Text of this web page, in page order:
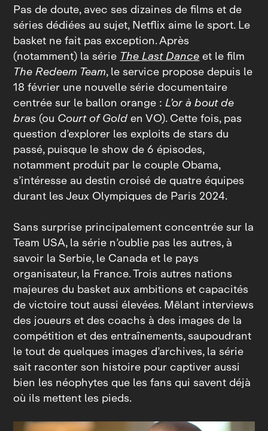
Pas de doute, avec ses dizaines de films et de
séries dédiées au sujet, Netflix aime le sport. Le
basket ne fait pas exception. Après
(notamment) la sérieThe Last Danceet le film
The Redeem Team, le service propose depuis le
18 février une nouvelle série documentaire
centrée sur le ballon orange :L’or à bout de
bras (ou Court of Gold en VO). Cette fois, pas
question d’explorer les exploits de stars du
passé, puisque le show de 6 épisodes,
notamment produit par le couple Obama,
s’intéresse au destin croisé de quatre équipes
durant les Jeux Olympiques de Paris 2024.
Sans surprise principalement concentrée sur la
Team USA, la série n’oublie pas les autres, à
savoir la Serbie, le Canada et le pays
organisateur, la France. Trois autres nations
majeures du basket aux ambitions et capacités
de victoire tout aussi élevées. Mêlant interviews
des joueurs et des coachs à des images de la
compétition et des entraînements, saupoudrant
le tout de quelques images d’archives, la série
sait raconter son histoire pour captiver aussi
bien les néophytes que les fans qui savent déjà
où ils mettent les pieds.